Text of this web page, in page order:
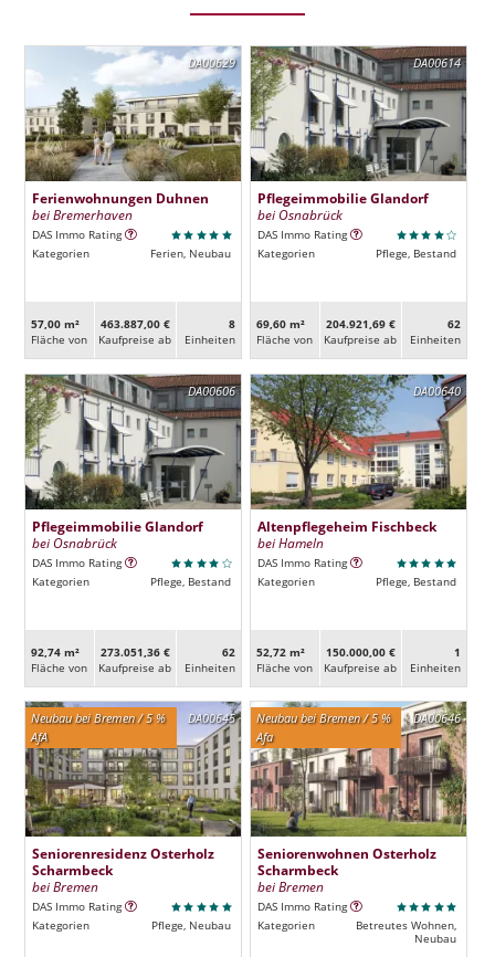
DA00629
Ferienwohnungen Duhnen
bei Bremerhaven
DAS Immo Rating
Kategorien
Ferien, Neubau
57,00 m²
Fläche von
463.887,00 €
Kaufpreise ab
8
Ein­heiten
DA00614
Pflegeimmobilie Glandorf
bei Osnabrück
DAS Immo Rating
Kategorien
Pflege, Bestand
69,60 m²
Fläche von
204.921,69 €
Kaufpreise ab
62
Ein­heiten
DA00606
Pflegeimmobilie Glandorf
bei Osnabrück
DAS Immo Rating
Kategorien
Pflege, Bestand
92,74 m²
Fläche von
273.051,36 €
Kaufpreise ab
62
Ein­heiten
DA00640
Altenpflegeheim Fischbeck
bei Hameln
DAS Immo Rating
Kategorien
Pflege, Bestand
52,72 m²
Fläche von
150.000,00 €
Kaufpreise ab
1
Ein­heiten
DA00645
Neubau bei Bremen / 5 %
AfA
Seniorenresidenz Osterholz
Scharmbeck
bei Bremen
DAS Immo Rating
Kategorien
Pflege, Neubau
DA00646
Neubau bei Bremen / 5 %
Afa
Seniorenwohnen Osterholz
Scharmbeck
bei Bremen
DAS Immo Rating
Kategorien
Betreutes Wohnen,
Neubau